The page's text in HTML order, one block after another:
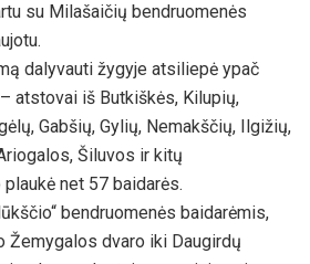
su Milašaičių bendruomenės
dalyvauti žygyje atsiliepė ypač
atstovai iš Butkiškės, Kilupių,
Gabšių, Gylių, Nemakščių, Ilgižių,
Šiluvos ir kitų
net 57 baidarės.
bendruomenės baidarėmis,
Žemygalos dvaro iki Daugirdų